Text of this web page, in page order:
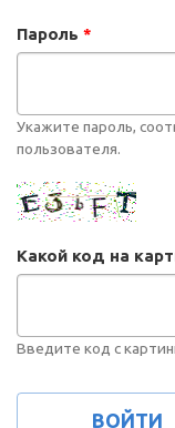
Пароль *
Укажите пароль,
пользователя.
Какой код на
Введите код с